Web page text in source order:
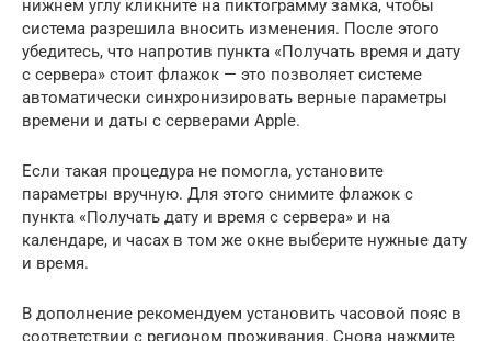
нижнем углу кликните на пиктограмму замка, чтобы
система разрешила вносить изменения. После этого
убедитесь, что напротив пункта «Получать время и дату
с сервера» стоит флажок — это позволяет системе
автоматически синхронизировать верные параметры
времени и даты с серверами Apple.
Если такая процедура не помогла, установите
параметры вручную. Для этого снимите флажок с
пункта «Получать дату и время с сервера» и на
календаре, и часах в том же окне выберите нужные дату
и время.
В дополнение рекомендуем установить часовой пояс в
соответствии с регионом проживания. Снова нажмите